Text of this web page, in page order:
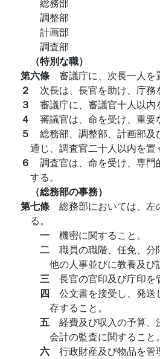
調整部
計画部
調査部
（特別な職）
第六條 審議庁に、次長一人を
２ 次長は、長官を助け、庁務
３ 審議庁に、審議官十人以内
４ 審議官は、命を受け、重要
５ 総務部、調整部、計画部及
通じ、調査官二十人以内を置
６ 調査官は、命を受け、専
する。
（総務部の事務）
第七條 総務部においては、左
る。
一 機密に関すること。
二 職員の職階、任免、
他の人事並びに教養及び
三 長官の官印及び庁印を
四 公文書を接受し、発
存すること。
五 経費及び収入の予算、
会計の監査に関すること。
六 行政財産及び物品を管